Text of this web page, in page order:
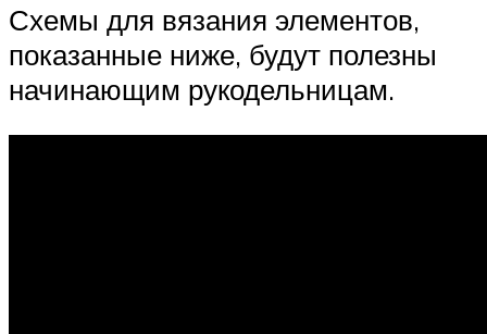
Схемы для вязания элементов,
показанные ниже, будут полезны
начинающим рукодельницам.